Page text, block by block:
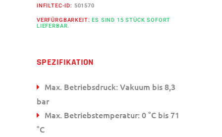
INFILTEC-ID: 501570
VERFÜRGBARKEIT:ES SIND 15 STÜCK SOFORT
LIEFERBAR.
SPEZIFIKATION
Max. Betriebsdruck: Vakuum bis 8,3
bar
Max. Betriebstemperatur: 0 °C bis 71
°C